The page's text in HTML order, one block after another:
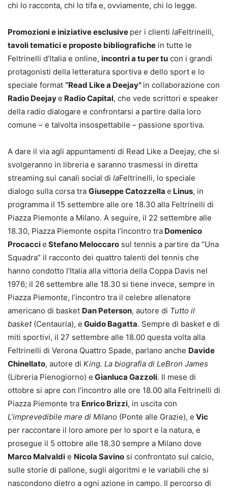
chi lo racconta, chi lo tifa e, ovviamente, chi lo legge.
Promozioni e iniziative esclusive per i clienti laFeltrinelli,
tavoli tematici e proposte bibliografiche in tutte le
Feltrinelli d’Italia e online, incontri a tu per tu con i grandi
protagonisti della letteratura sportiva e dello sport e lo
speciale format “Read Like a Deejay” in collaborazione con
Radio Deejaye Radio Capital, che vede scrittori e speaker
della radio dialogare e confrontarsi a partire dalla loro
comune – e talvolta insospettabile – passione sportiva.
A dare il via agli appuntamenti di Read Like a Deejay, che si
svolgeranno in libreria e saranno trasmessi in diretta
streaming sui canali social di laFeltrinelli, lo speciale
dialogo sulla corsa tra Giuseppe Catozzella e Linus, in
programma il 15 settembre alle ore 18.30 alla Feltrinelli di
Piazza Piemonte a Milano. A seguire, il 22 settembre alle
18.30, Piazza Piemonte ospita l’incontro tra Domenico
Procaccie Stefano Meloccaro sul tennis a partire da “Una
Squadra” il racconto dei quattro talenti del tennis che
hanno condotto l’Italia alla vittoria della Coppa Davis nel
1976; il 26 settembre alle 18.30 si tiene invece, sempre in
Piazza Piemonte, l’incontro tra il celebre allenatore
americano di basket Dan Peterson, autore di Tutto il
basket (Centauria), e Guido Bagatta. Sempre di basket e di
miti sportivi, il 27 settembre alle 18.00 questa volta alla
Feltrinelli di Verona Quattro Spade, parlano anche Davide
Chinellato, autore di King. La biografia di LeBron James
(Libreria Pienogiorno) e Gianluca Gazzoli. Il mese di
ottobre si apre con l’incontro alle ore 18.00 alla Feltrinelli di
Piazza Piemonte tra Enrico Brizzi, in uscita con
L’imprevedibile mare di Milano (Ponte alle Grazie), e Vic
per raccontare il loro amore per lo sport e la natura, e
prosegue il 5 ottobre alle 18.30 sempre a Milano dove
Marco Malvaldi e Nicola Savino si confrontato sul calcio,
sulle storie di pallone, sugli algoritmi e le variabili che si
nascondono dietro a ogni azione in campo. Il percorso di